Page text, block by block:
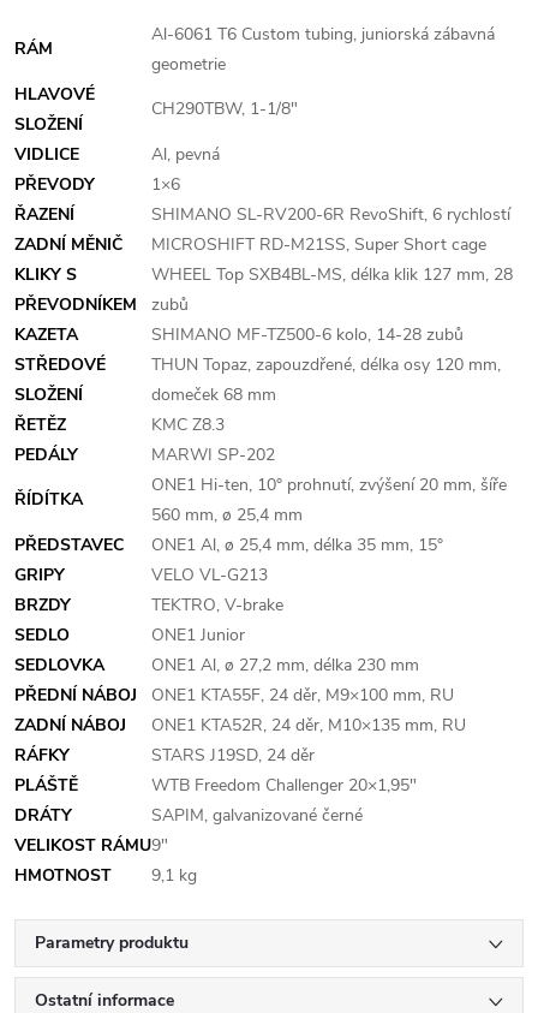
RÁM
Al-6061 T6 Custom tubing, juniorská zábavná
geometrie
HLAVOVÉ
SLOŽENÍ
CH290TBW, 1-1/8"
VIDLICE
Al, pevná
PŘEVODY
1×6
ŘAZENÍ
SHIMANO SL-RV200-6R RevoShift, 6 rychlostí
ZADNÍ MĚNIČ
MICROSHIFT RD-M21SS, Super Short cage
KLIKY S
PŘEVODNÍKEM
WHEEL Top SXB4BL-MS, délka klik 127 mm, 28
zubů
KAZETA
SHIMANO MF-TZ500-6 kolo, 14-28 zubů
STŘEDOVÉ
SLOŽENÍ
THUN Topaz, zapouzdřené, délka osy 120 mm,
domeček 68 mm
ŘETĚZ
KMC Z8.3
PEDÁLY
MARWI SP-202
ŘÍDÍTKA
ONE1 Hi-ten, 10° prohnutí, zvýšení 20 mm, šíře
560 mm, ø 25,4 mm
PŘEDSTAVEC
ONE1 Al, ø 25,4 mm, délka 35 mm, 15°
GRIPY
VELO VL-G213
BRZDY
TEKTRO, V-brake
SEDLO
ONE1 Junior
SEDLOVKA
ONE1 Al, ø 27,2 mm, délka 230 mm
PŘEDNÍ NÁBOJ
ONE1 KTA55F, 24 děr, M9×100 mm, RU
ZADNÍ NÁBOJ
ONE1 KTA52R, 24 děr, M10×135 mm, RU
RÁFKY
STARS J19SD, 24 děr
PLÁŠTĚ
WTB Freedom Challenger 20×1,95"
DRÁTY
SAPIM, galvanizované černé
VELIKOST RÁMU9"
HMOTNOST
9,1 kg
Parametry produktu
Ostatní informace